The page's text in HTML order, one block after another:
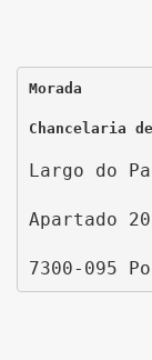
Morada
Chancelaria
Largo do
Apartado 20
7300-095